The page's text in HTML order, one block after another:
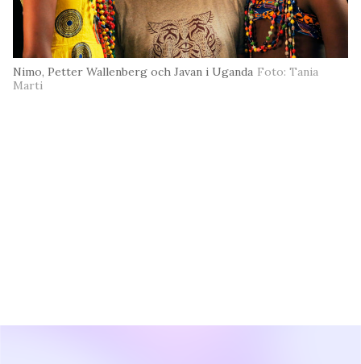
Nimo, Petter Wallenberg och Javan i Uganda Foto: Tania
Marti